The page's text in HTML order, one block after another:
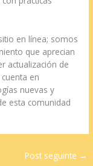
en línea; somos
que aprecian
actualización de
en
nuevas y
esta comunidad
Post seguinte →